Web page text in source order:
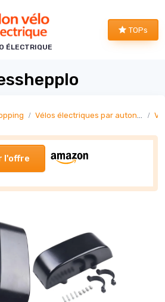
ÉLECTRIQUE
TOPs
Vélos électriques par autonomie
l'offre
cookies